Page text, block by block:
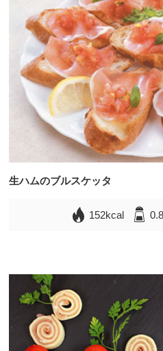
生ハムのブルスケッタ
152kcal